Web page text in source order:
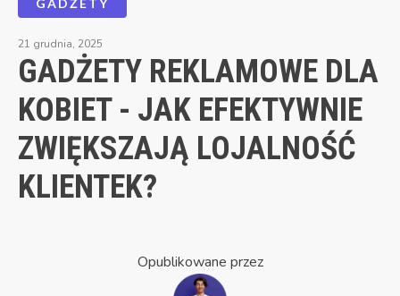
21 grudnia, 2025
GADŻETY REKLAMOWE DLA
KOBIET - JAK EFEKTYWNIE
ZWIĘKSZAJĄ LOJALNOŚĆ
KLIENTEK?
Opublikowane przez